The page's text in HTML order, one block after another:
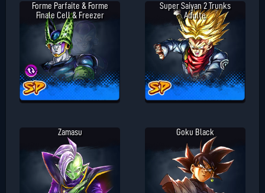
Forme Parfaite & Forme
Finale Cell & Freezer
Super Saiyan 2 Trunks
Adulte
Zamasu Goku Black